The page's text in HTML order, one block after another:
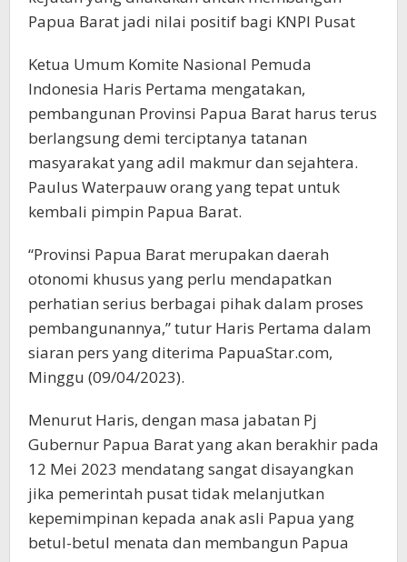
Papua Barat jadi nilai positif bagi KNPI Pusat
Ketua Umum Komite Nasional Pemuda
Indonesia Haris Pertama mengatakan,
pembangunan Provinsi Papua Barat harus terus
berlangsung demi terciptanya tatanan
masyarakat yang adil makmur dan sejahtera.
Paulus Waterpauw orang yang tepat untuk
kembali pimpin Papua Barat.
“Provinsi Papua Barat merupakan daerah
otonomi khusus yang perlu mendapatkan
perhatian serius berbagai pihak dalam proses
pembangunannya,” tutur Haris Pertama dalam
siaran pers yang diterima PapuaStar.com,
Minggu (09/04/2023).
Menurut Haris, dengan masa jabatan Pj
Gubernur Papua Barat yang akan berakhir pada
12 Mei 2023 mendatang sangat disayangkan
jika pemerintah pusat tidak melanjutkan
kepemimpinan kepada anak asli Papua yang
betul-betul menata dan membangun Papua